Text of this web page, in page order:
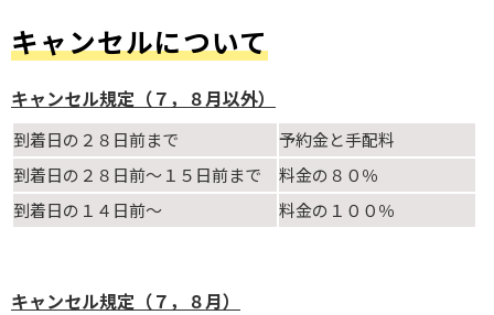
キャンセルについて
キャンセル規定（７，８月以外）
到着日の２８日前まで
予約金と手配料
到着日の２８日前～１５日前まで
料金の８０％
到着日の１４日前～
料金の１００％
キャンセル規定（７，８月）